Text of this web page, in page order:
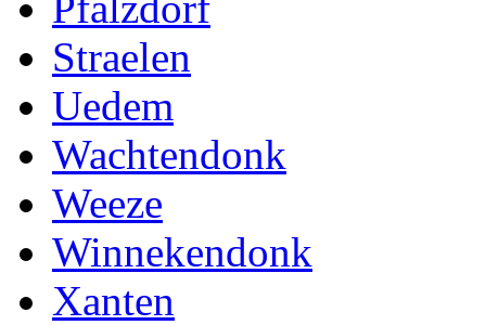
Straelen
Uedem
Wachtendonk
Weeze
Winnekendonk
Xanten